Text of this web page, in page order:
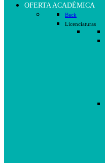
OFERTA ACADÉMICA
Back
Licenciaturas